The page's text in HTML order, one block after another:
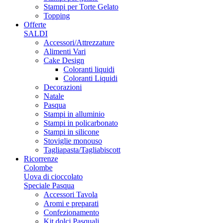
Stampi per Torte Gelato
Topping
Offerte
SALDI
Accessori/Attrezzature
Alimenti Vari
Cake Design
Coloranti liquidi
Coloranti Liquidi
Decorazioni
Natale
Pasqua
Stampi in alluminio
Stampi in policarbonato
Stampi in silicone
Stoviglie monouso
Tagliapasta/Tagliabiscott
Ricorrenze
Colombe
Uova di cioccolato
Speciale Pasqua
Accessori Tavola
Aromi e preparati
Confezionamento
Kit dolci Pasquali